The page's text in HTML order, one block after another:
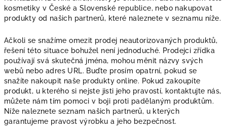
kosmetiky v České a Slovenské republice, nebo nakupovat
produkty od našich partnerů, které naleznete v seznamu níže.
Ačkoli se snažíme omezit prodej neautorizovaných produktů,
řešení této situace bohužel není jednoduché. Prodejci zřídka
používají svá skutečná jména, mohou měnit názvy svých
webů nebo adres URL. Buďte prosím opatrní, pokud se
snažíte nakoupit naše produkty online. Pokud zakoupíte
produkt, u kterého si nejste jisti jeho pravostí, kontaktujte nás,
můžete nám tím pomoci v boji proti padělaným produktům.
Níže naleznete seznam našich partnerů, u kterých
garantujeme pravost výrobku a jeho bezpečnost.